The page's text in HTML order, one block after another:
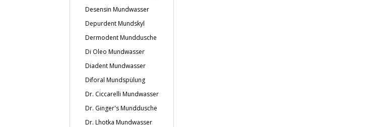
Desensin Mundwasser
Depurdent Mundskyl
Dermodent Munddusche
Di Oleo Mundwasser
Diadent Mundwasser
Diforal Mundspülung
Dr. Ciccarelli Mundwasser
Dr. Ginger's Munddusche
Dr. Lhotka Mundwasser